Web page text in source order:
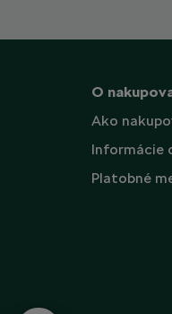
O
Ako
Informácie
Platobné